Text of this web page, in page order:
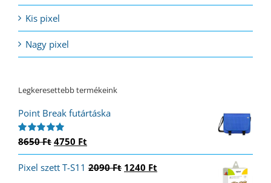
Kis pixel
Nagy pixel
Legkeresettebb termékeink
Point Break futártáska
Értékelés:
8650Ft Original
price
was:
4750 Ft
price
is:
Pixel szett T-S11 2090Ft Original
1240 Ft